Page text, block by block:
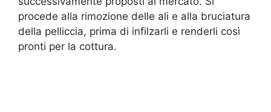
procede alla rimozione delle ali e alla bruciatura
della pelliccia, prima di infilzarli e renderli così
pronti per la cottura.